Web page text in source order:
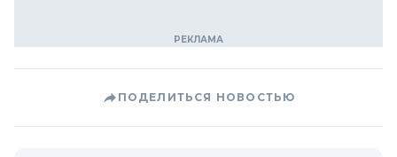
ПОДЕЛИТЬСЯ НОВОСТЬЮ